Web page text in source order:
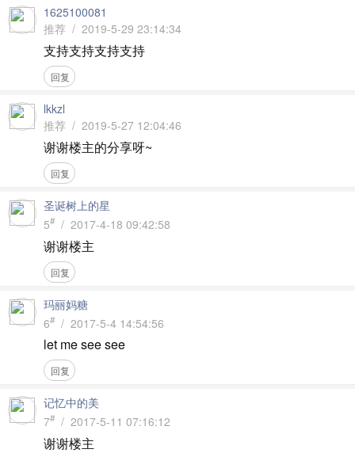
1625100081
推荐 / 2019-5-29 23:14:34
支持支持支持支持
回复
lkkzl
推荐 / 2019-5-27 12:04:46
谢谢楼主的分享呀~
回复
圣诞树上的星
5# / 2017-4-18 09:42:58
谢谢楼主
回复
玛丽妈糖
6# / 2017-5-4 14:54:56
let me see see
回复
记忆中的美
7# / 2017-5-11 07:16:12
谢谢楼主